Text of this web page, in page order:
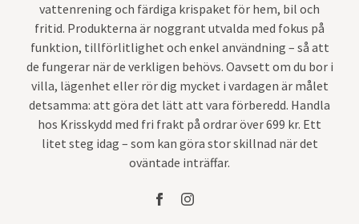
vattenrening och färdiga krispaket för hem, bil och
fritid. Produkterna är noggrant utvalda med fokus på
funktion, tillförlitlighet och enkel användning – så att
de fungerar när de verkligen behövs. Oavsett om du bor i
villa, lägenhet eller rör dig mycket i vardagen är målet
detsamma: att göra det lätt att vara förberedd. Handla
hos Krisskydd med fri frakt på ordrar över 699 kr. Ett
litet steg idag – som kan göra stor skillnad när det
oväntade inträffar.